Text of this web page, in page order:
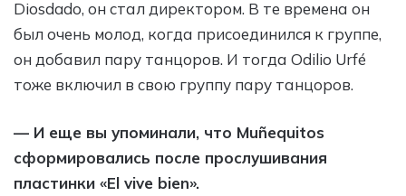
Diosdado, он стал директором. В те времена он
был очень молод, когда присоединился к группе,
он добавил пару танцоров. И тогда Odilio Urfé
тоже включил в свою группу пару танцоров.
— И еще вы упоминали, что Muñequitos
сформировались после прослушивания
пластинки «El vive bien».